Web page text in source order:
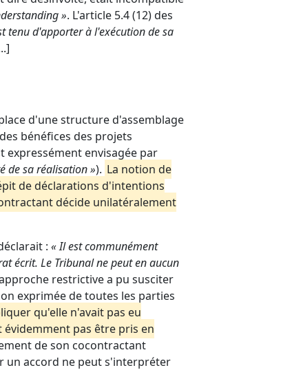
». L'article 5.4 (12) des
tenu d'apporter à l'exécution de sa
d'une structure d'assemblage
bénéfices des projets
expressément envisagée par
de sa réalisation »). La notion de
de déclarations d'intentions
décide unilatéralement
: « Il est communément
écrit. Le Tribunal ne peut en aucun
restrictive a pu susciter
exprimée de toutes les parties
qu'elle n'avait pas eu
pas être pris en
de son cocontractant
un accord ne peut s'interpréter